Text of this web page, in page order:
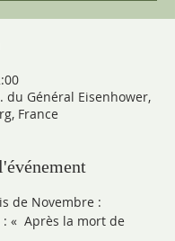
du Général Eisenhower,
France
de Novembre :
«  Après la mort de